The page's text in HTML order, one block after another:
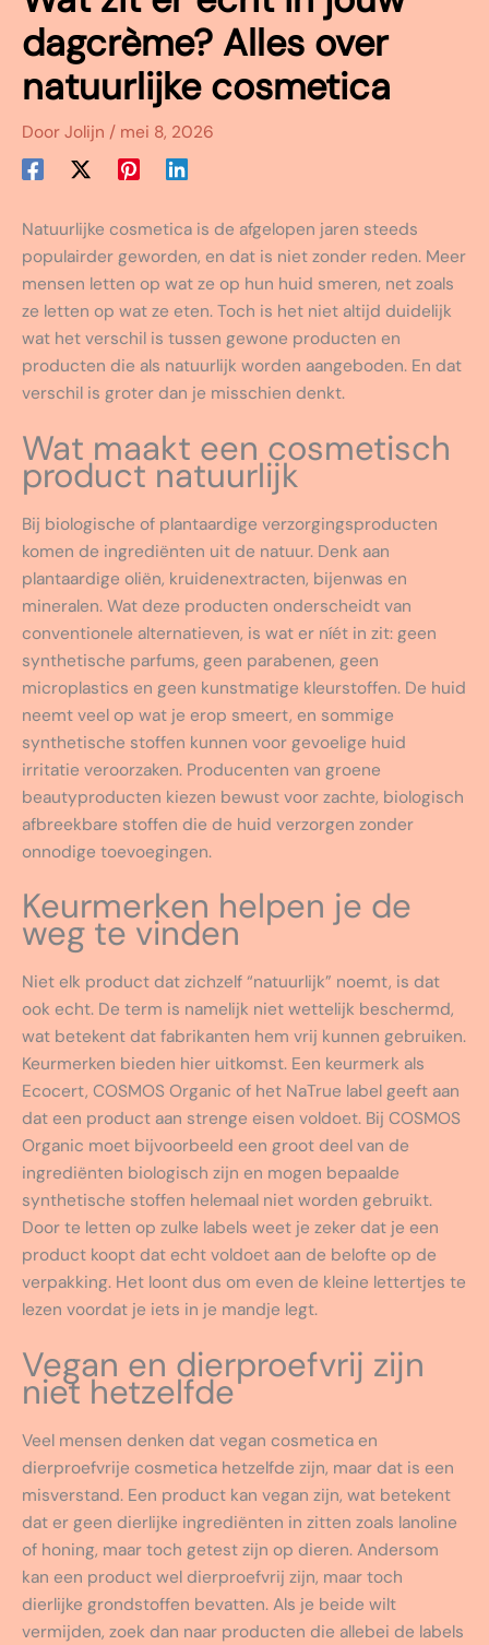
dagcrème? Alles over
natuurlijke cosmetica
Door Jolijn / mei 8, 2026
Natuurlijke cosmetica is de afgelopen jaren steeds
populairder geworden, en dat is niet zonder reden. Meer
mensen letten op wat ze op hun huid smeren, net zoals
ze letten op wat ze eten. Toch is het niet altijd duidelijk
wat het verschil is tussen gewone producten en
producten die als natuurlijk worden aangeboden. En dat
verschil is groter dan je misschien denkt.
Wat maakt een cosmetisch
product natuurlijk
Bij biologische of plantaardige verzorgingsproducten
komen de ingrediënten uit de natuur. Denk aan
plantaardige oliën, kruidenextracten, bijenwas en
mineralen. Wat deze producten onderscheidt van
conventionele alternatieven, is wat er níét in zit: geen
synthetische parfums, geen parabenen, geen
microplastics en geen kunstmatige kleurstoffen. De huid
neemt veel op wat je erop smeert, en sommige
synthetische stoffen kunnen voor gevoelige huid
irritatie veroorzaken. Producenten van groene
beautyproducten kiezen bewust voor zachte, biologisch
afbreekbare stoffen die de huid verzorgen zonder
onnodige toevoegingen.
Keurmerken helpen je de
weg te vinden
Niet elk product dat zichzelf “natuurlijk” noemt, is dat
ook echt. De term is namelijk niet wettelijk beschermd,
wat betekent dat fabrikanten hem vrij kunnen gebruiken.
Keurmerken bieden hier uitkomst. Een keurmerk als
Ecocert, COSMOS Organic of het NaTrue label geeft aan
dat een product aan strenge eisen voldoet. Bij COSMOS
Organic moet bijvoorbeeld een groot deel van de
ingrediënten biologisch zijn en mogen bepaalde
synthetische stoffen helemaal niet worden gebruikt.
Door te letten op zulke labels weet je zeker dat je een
product koopt dat echt voldoet aan de belofte op de
verpakking. Het loont dus om even de kleine lettertjes te
lezen voordat je iets in je mandje legt.
Vegan en dierproefvrij zijn
niet hetzelfde
Veel mensen denken dat vegan cosmetica en
dierproefvrije cosmetica hetzelfde zijn, maar dat is een
misverstand. Een product kan vegan zijn, wat betekent
dat er geen dierlijke ingrediënten in zitten zoals lanoline
of honing, maar toch getest zijn op dieren. Andersom
kan een product wel dierproefvrij zijn, maar toch
dierlijke grondstoffen bevatten. Als je beide wilt
vermijden, zoek dan naar producten die allebei de labels